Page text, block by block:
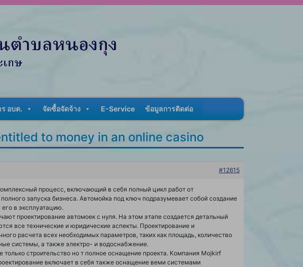
อบต. จัดซื้อจัดจ้าง E-Service ข้อมูลการติดต่อ
to money in an online casino
#12615
процесс, включающий в себя полный цикл работ от
запуска бизнеса. Автомойка под ключ подразумевает собой создание
в эксплуатацию.
проектирование автомоек с нуля. На этом этапе создается детальный
все технические и юридические аспекты. Проектирование и
расчета всех необходимых параметров, таких как площадь, количество
системы, а также электро- и водоснабжение.
только строительство но т полное оснащение проекта. Компания Mojkirf
включает в себя также оснащение веми системами